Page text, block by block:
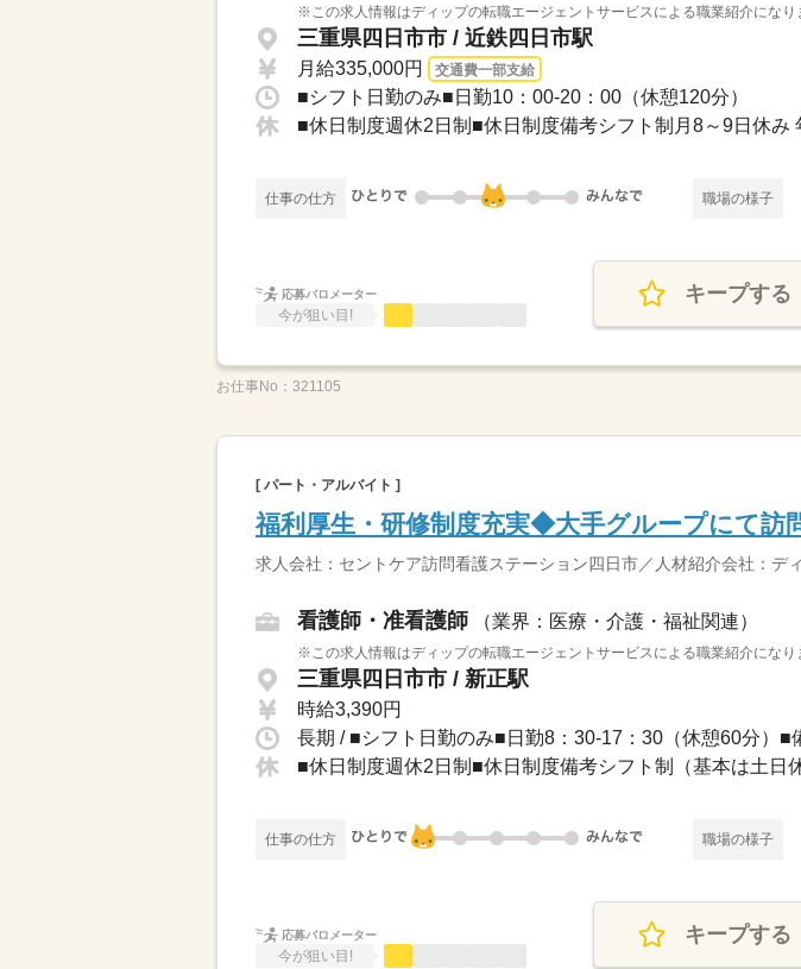
※この求人情報はディップの転職エージェントサービスによる職業紹介にな
三重県四日市市 / 近鉄四日市駅
月給335,000円 交通費一部支給
■シフト日勤のみ■日勤10：00-20：00（休憩120分）
仕事の仕方 職場の様子
応募バロメーター
今が狙い目!
キープする
お仕事No： 321105
[ パート・アルバイト ]
福利厚生・研修制度充実◆大手グループにて訪
求人会社：セントケア訪問看護ステーション四日市／人材紹介会社：デ
看護師・准看護師 （業界：医療・介護・福祉関連）
※この求人情報はディップの転職エージェントサービスによる職業紹介にな
三重県四日市市 / 新正駅
時給3,390円
■休日制度週休2日制■休日制度備考シフト制（基本は土日
仕事の仕方 職場の様子
応募バロメーター
今が狙い目!
キープする